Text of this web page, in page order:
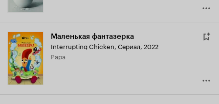
Маленькая фантазерка
Interrupting Chicken, Сериал, 2022
Papa